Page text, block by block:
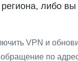
либо вы
VPN и
по